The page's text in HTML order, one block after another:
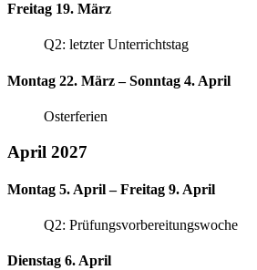
Freitag 19. März
Q2: letzter Unterrichtstag
Montag 22. März – Sonntag 4. April
Osterferien
April 2027
Montag 5. April – Freitag 9. April
Q2: Prüfungsvorbereitungswoche
Dienstag 6. April